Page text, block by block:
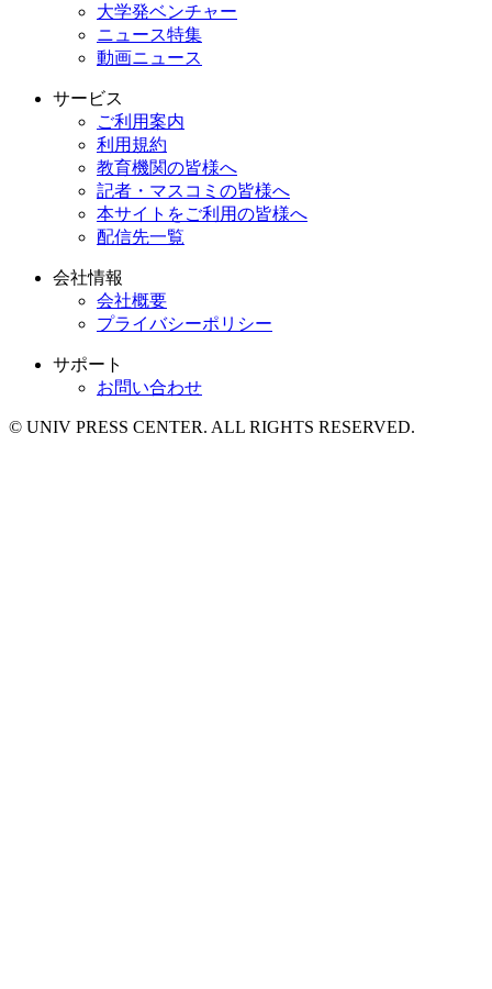
大学発ベンチャー
ニュース特集
動画ニュース
サービス
ご利用案内
利用規約
教育機関の皆様へ
記者・マスコミの皆様へ
本サイトをご利用の皆様へ
配信先一覧
会社情報
会社概要
プライバシーポリシー
サポート
お問い合わせ
© UNIV PRESS CENTER. ALL RIGHTS RESERVED.